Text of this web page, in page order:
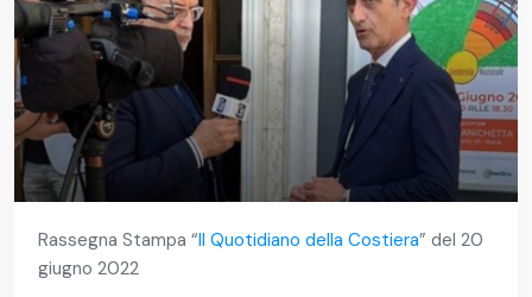
Rassegna Stampa “Il Quotidiano della Costiera” del 20
giugno 2022